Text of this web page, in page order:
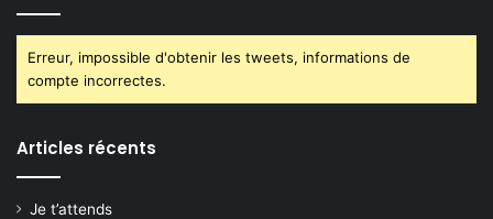
Erreur, impossible d'obtenir les tweets, informations de
compte incorrectes.
Articles récents
Je t’attends